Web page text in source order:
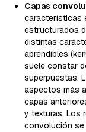
Capas
características
estructurados
distintas
aprendibles
suele constar
superpuestas.
aspectos más
capas
y texturas. Los
convolución se